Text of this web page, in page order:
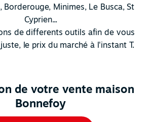
Borderouge, Minimes, Le Busca, St
Cyprien...
de differents outils afin de vous
le prix du marché à l'instant T.
de votre vente maison
Bonnefoy